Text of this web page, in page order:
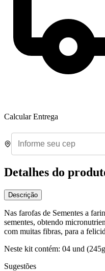
Calcular Entrega
Detalhes do
Descrição
Nas farofas de Sementes a
sementes, obtendo
com muitas fibras, para a
Neste kit contém: 04 und
Sugestões